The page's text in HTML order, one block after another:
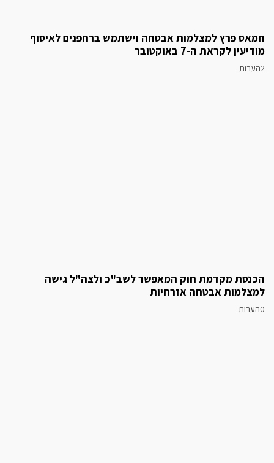
חמאס פרץ למצלמות אבטחה וישתמש ברחפנים לאיסוף
מודיעין לקראת ה-7 באוקטובר
הכנסת מקדמת חוק המאפשר לשב"כ ולצה"ל גישה
למצלמות אבטחה אזרחיות